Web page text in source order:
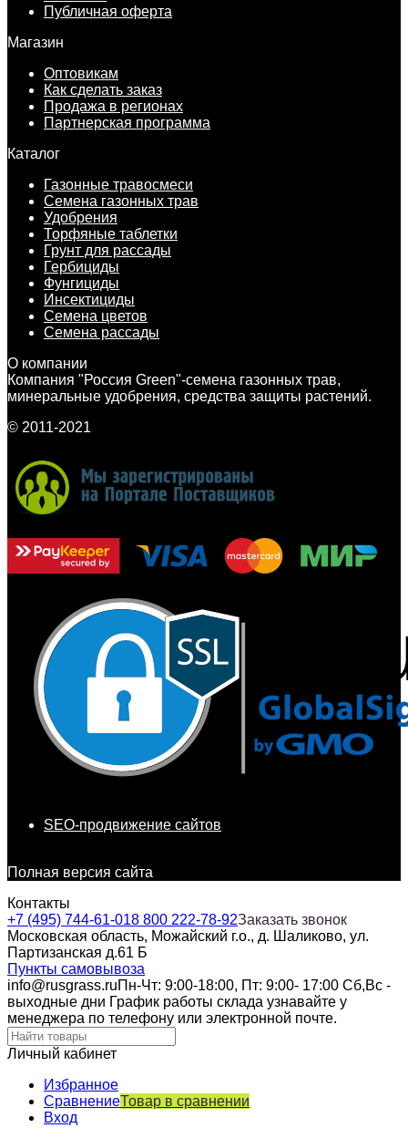
Публичная оферта
Магазин
Оптовикам
Как сделать заказ
Продажа в регионах
Партнерская программа
Каталог
Газонные травосмеси
Семена газонных трав
Удобрения
Торфяные таблетки
Грунт для рассады
Гербициды
Фунгициды
Инсектициды
Семена цветов
Семена рассады
О компании
Компания "Россия Green"-семена газонных трав,
минеральные удобрения, средства защиты растений.
© 2011-2021
SEO-продвижение сайтов
Полная версия сайта
Контакты
+7 (495) 744-61-018 800 222-78-92Заказать звонок
Московская область, Можайский г.о., д. Шаликово, ул.
Партизанская д.61 Б
Пункты самовывоза
info@rusgrass.ruПн-Чт: 9:00-18:00, Пт: 9:00- 17:00 Сб,Вс -
выходные дни График работы склада узнавайте у
менеджера по телефону или электронной почте.
Личный кабинет
Избранное
СравнениеТовар в сравнении
Вход